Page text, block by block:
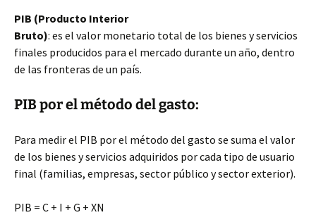
PIB (Producto Interior
Bruto): es el valor monetario total de los bienes y servicios
finales producidos para el mercado durante un año, dentro
de las fronteras de un país.
PIB por el método del gasto:
Para medir el PIB por el método del gasto se suma el valor
de los bienes y servicios adquiridos por cada tipo de usuario
final (familias, empresas, sector público y sector exterior).
PIB = C + I + G + XN